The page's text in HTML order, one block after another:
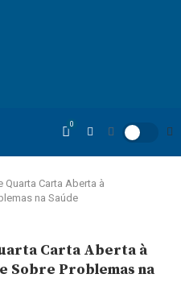
0
Carta Aberta à
na Saúde
Carta Aberta à
Sobre Problemas na